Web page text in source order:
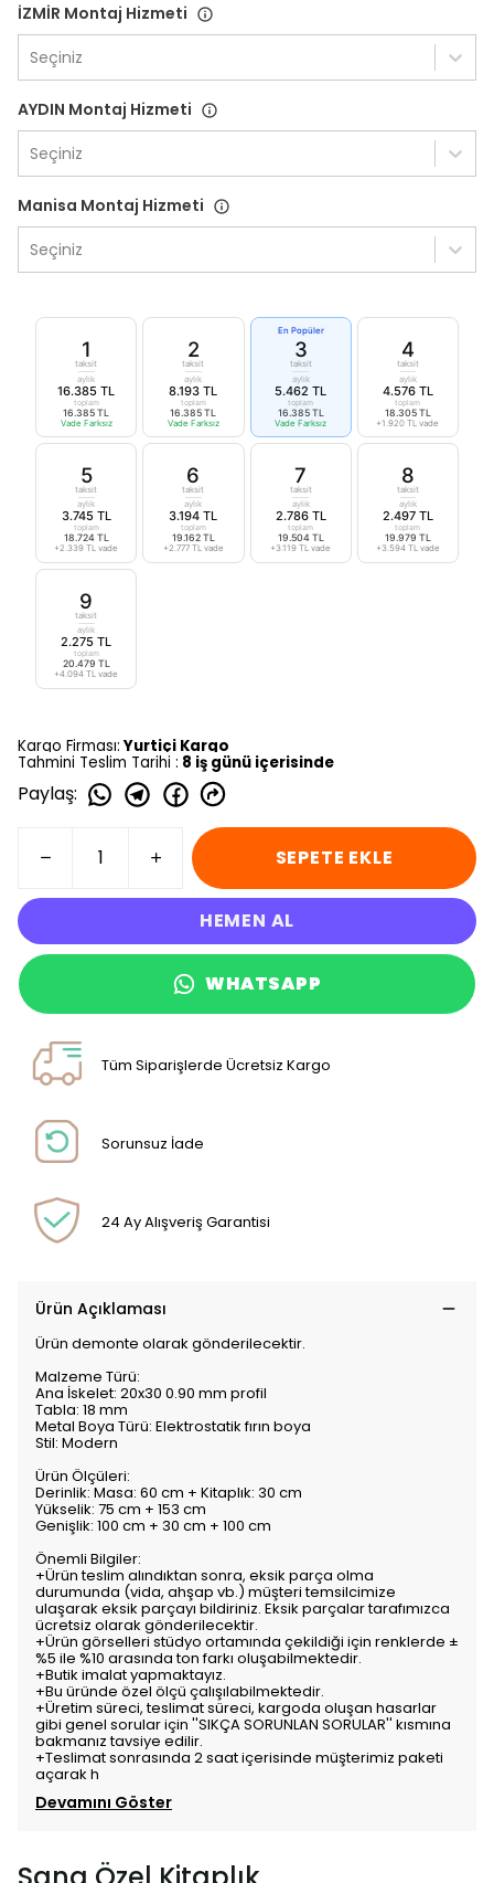
İZMİR Montaj Hizmeti
Seçiniz
AYDIN Montaj Hizmeti
Seçiniz
Manisa Montaj Hizmeti
Seçiniz
1
taksit
aylık
16.385 TL
toplam
16.385 TL
Vade Farksız
2
taksit
aylık
8.193 TL
toplam
16.385 TL
Vade Farksız
En Popüler
3
taksit
aylık
5.462 TL
toplam
16.385 TL
Vade Farksız
4
taksit
aylık
4.576 TL
toplam
18.305 TL
+1.920 TL vade
5
taksit
aylık
3.745 TL
toplam
18.724 TL
+2.339 TL vade
6
taksit
aylık
3.194 TL
toplam
19.162 TL
+2.777 TL vade
7
taksit
aylık
2.786 TL
toplam
19.504 TL
+3.119 TL vade
8
taksit
aylık
2.497 TL
toplam
19.979 TL
+3.594 TL vade
9
taksit
aylık
2.275 TL
toplam
20.479 TL
+4.094 TL vade
Kargo Firması: Yurtiçi Kargo
Tahmini Teslim Tarihi : 8 iş günü içerisinde
Paylaş:
SEPETE EKLE
HEMEN AL
WHATSAPP
Tüm Siparişlerde Ücretsiz Kargo
Sorunsuz İade
24 Ay Alışveriş Garantisi
Ürün Açıklaması
Ürün demonte olarak gönderilecektir.
Malzeme Türü:
Ana İskelet: 20x30 0.90 mm profil
Tabla: 18 mm
Metal Boya Türü: Elektrostatik fırın boya
Stil: Modern
Ürün Ölçüleri:
Derinlik: Masa: 60 cm + Kitaplık: 30 cm
Yükselik: 75 cm + 153 cm
Genişlik: 100 cm + 30 cm + 100 cm
Önemli Bilgiler:
+Ürün teslim alındıktan sonra, eksik parça olma
durumunda (vida, ahşap vb.) müşteri temsilcimize
ulaşarak eksik parçayı bildiriniz. Eksik parçalar tarafımızca
ücretsiz olarak gönderilecektir.
+Ürün görselleri stüdyo ortamında çekildiği için renklerde ±
%5 ile %10 arasında ton farkı oluşabilmektedir.
+Butik imalat yapmaktayız.
+Bu üründe özel ölçü çalışılabilmektedir.
+Üretim süreci, teslimat süreci, kargoda oluşan hasarlar
gibi genel sorular için ''SIKÇA SORUNLAN SORULAR'' kısmına
bakmanız tavsiye edilir.
+Teslimat sonrasında 2 saat içerisinde müşterimiz paketi
açarak h
Devamını Göster